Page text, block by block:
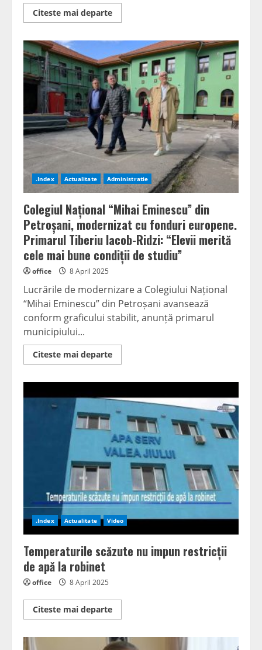
Citeste mai departeRead
more
Călin
Petru
Marian:
„Respect
și
colaborare
pentru
o
societate
echitabilă
–
La
mulți
ani
romilor
pretutindeni!”
.Index Actualitate Administratie
Colegiul Național “Mihai Eminescu” din
Petroșani, modernizat cu fonduri europene.
Primarul Tiberiu Iacob-Ridzi: “Elevii merită
cele mai bune condiții de studiu”
office 8 April 2025
Lucrările de modernizare a Colegiului Național
“Mihai Eminescu” din Petroșani avansează
conform graficului stabilit, anunță primarul
municipiului...
Citeste mai departeRead
more
“Mihai
Eminescu”
din
Petroșani,
modernizat
cu
fonduri
europene.
Primarul
Tiberiu
Ridzi:
“Elevii
merită
mai
bune
condiții
studiu”
.Index Actualitate Video
Temperaturile scăzute nu impun restricții
de apă la robinet
office 8 April 2025
Citeste mai departeRead
more
scăzute